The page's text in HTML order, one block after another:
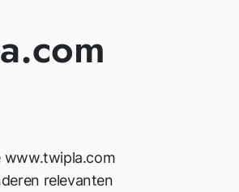
www.twipla.com
relevanten